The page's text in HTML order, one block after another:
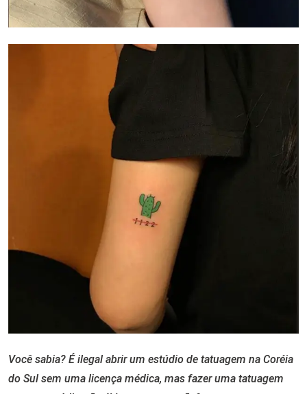
Você sabia? É ilegal abrir um estúdio de tatuagem na Coréia
do Sul sem uma licença médica, mas fazer uma tatuagem